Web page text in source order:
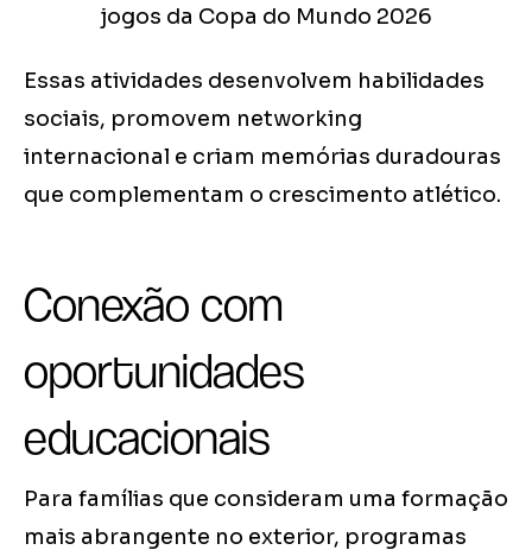
jogos da Copa do Mundo 2026
Essas atividades desenvolvem habilidades
sociais, promovem networking
internacional e criam memórias duradouras
que complementam o crescimento atlético.
Conexão com
oportunidades
educacionais
Para famílias que consideram uma formação
mais abrangente no exterior, programas